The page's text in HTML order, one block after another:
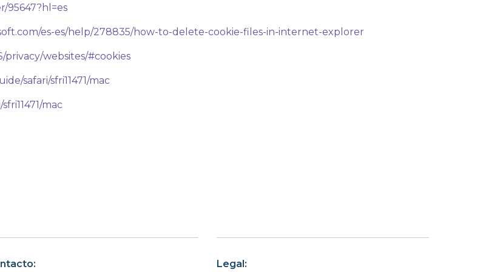
95647?hl=es
es-es/help/278835/how-to-delete-cookie-files-in-internet-explorer
privacy/websites/#cookies
safari/sfri11471/mac
mac
Legal: